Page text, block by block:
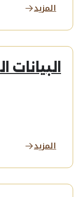
المزيد
المزيد